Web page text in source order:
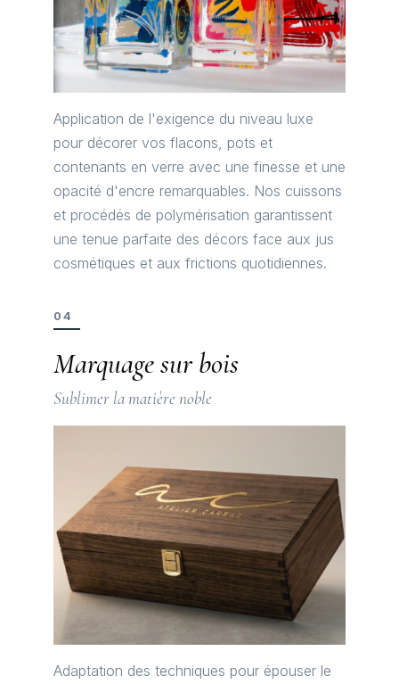
Application de l'exigence du niveau luxe
pour décorer vos flacons, pots et
contenants en verre avec une finesse et une
opacité d'encre remarquables. Nos cuissons
et procédés de polymérisation garantissent
une tenue parfaite des décors face aux jus
cosmétiques et aux frictions quotidiennes.
04
Marquage sur bois
Sublimer la matière noble
Adaptation des techniques pour épouser le